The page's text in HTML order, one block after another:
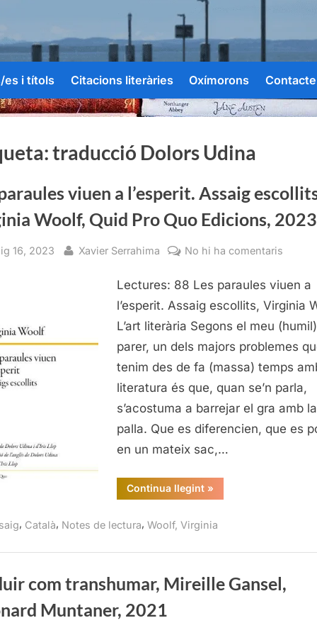
es i títols Citacions literàries Oxímorons Contacte
traducció Dolors Udina
viuen a l’esperit. Assaig
Woolf, Quid Pro Quo Edicions, 2023
16, 2023 By
Xavier Serrahima No hi ha comentaris
viuen
a
Assaig
Virginia
Woolf,
Quid
Lectures: 88 Les paraules viuen a
l’esperit. Assaig escollits, Virginia
L’art literària Segons el meu (humil)
parer, un dels majors problemes
tenim des de fa (massa) temps
literatura és que, quan se’n parla,
s’acostuma a barrejar el gra amb la
palla. Que es diferencien, que es
en un mateix sac,…
Continua llegint“Les
paraules
l’esperit.
Virginia
Quid
Pro
»
, Català, Notes de lectura, Woolf, Virginia
com transhumar, Mireille Gansel,
Muntaner, 2021